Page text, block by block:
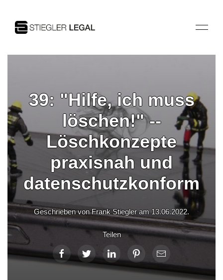
39: "Hilfe, ich muss
löschen!" --
Löschkonzepte
praxisnah und
datenschutzkonform
Geschrieben von Frank Stiegler am 13.06.2022.
Teilen